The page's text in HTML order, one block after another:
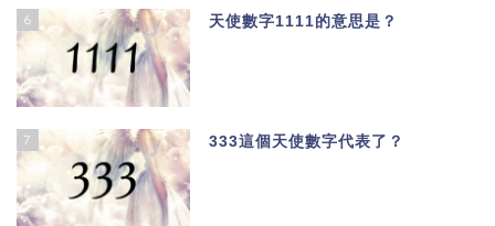
6 天使數字1111的意思是？
7 333這個天使數字代表了？